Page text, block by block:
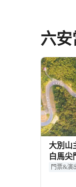
六
大別山
白馬尖
票
門票&演